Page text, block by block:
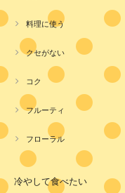
料理に使う
クセがない
コク
フルーティ
フローラル
冷やして食べたい